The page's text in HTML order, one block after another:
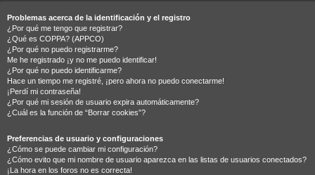
Problemas acerca de la identificación y el registro
¿Por qué me tengo que registrar?
¿Qué es COPPA? (APPCO)
¿Por qué no puedo registrarme?
Me he registrado ¡y no me puedo identificar!
¿Por qué no puedo identificarme?
Hace un tiempo me registré, ¡pero ahora no puedo conectarme!
¡Perdí mi contraseña!
¿Por qué mi sesión de usuario expira automáticamente?
¿Cuál es la función de “Borrar cookies”?
Preferencias de usuario y configuraciones
¿Cómo se puede cambiar mi configuración?
¿Cómo evito que mi nombre de usuario aparezca en las listas de usuarios conectados?
¡La hora en los foros no es correcta!